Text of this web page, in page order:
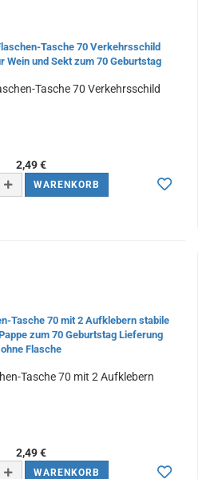
Tasche 70 Verkehrsschild
2,49 €
WARENKORB
Tasche 70 mit 2 Aufklebern
2,49 €
WARENKORB